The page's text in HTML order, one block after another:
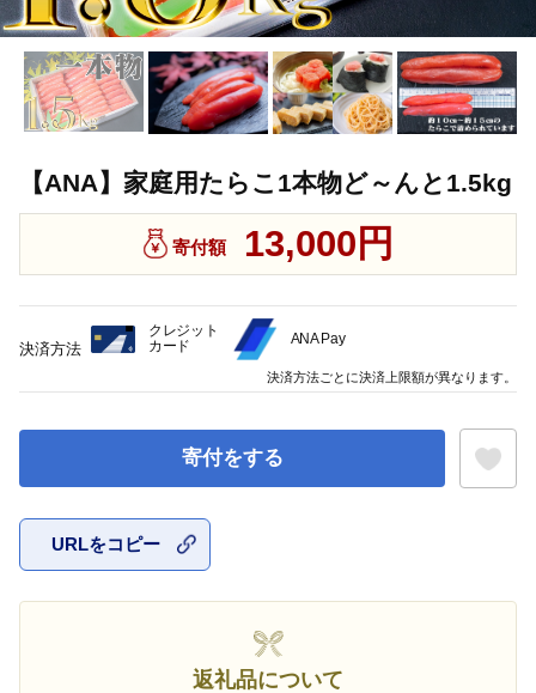
【ANA】家庭用たらこ1本物ど～んと1.5kg
寄付額 13,000円
寄付をする
URLをコピー
返礼品について
決済方法
クレジット
カード
ANA Pay
決済方法ごとに決済上限額が異なります。